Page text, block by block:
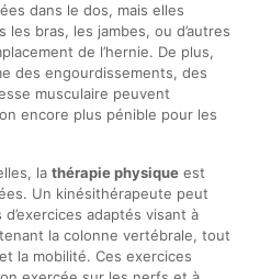
dans le dos, mais elles
les bras, les jambes, ou d’autres
de l’hernie. De plus,
des engourdissements, des
musculaire peuvent
encore plus pénible pour les
la thérapie physiqueest
Un kinésithérapeute peut
adaptés visant à
la colonne vertébrale, tout
la mobilité. Ces exercices